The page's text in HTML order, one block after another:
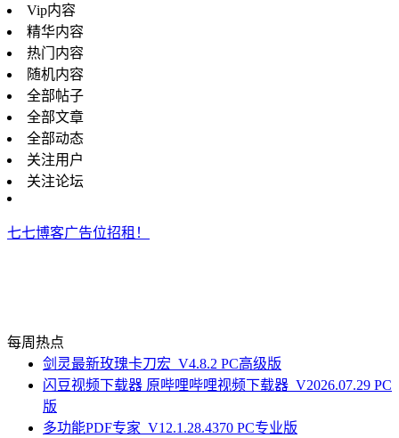
Vip内容
精华内容
热门内容
随机内容
全部帖子
全部文章
全部动态
关注用户
关注论坛
七七博客广告位招租！
每周热点
剑灵最新玫瑰卡刀宏_V4.8.2 PC高级版
闪豆视频下载器 原哔哩哔哩视频下载器_V2026.07.29 PC
版
多功能PDF专家_V12.1.28.4370 PC专业版